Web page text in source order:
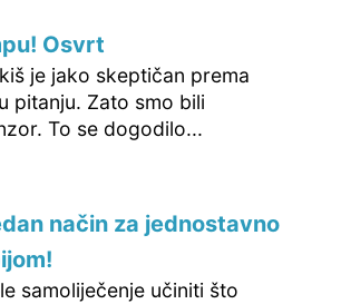
Osvrt
je jako skeptičan prema
pitanju. Zato smo bili
To se dogodilo...
način za jednostavno
samoliječenje učiniti što